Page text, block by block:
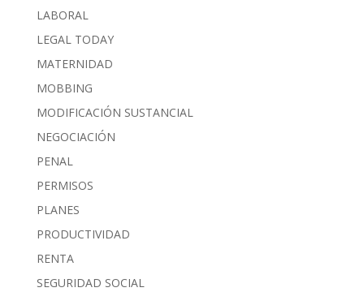
LABORAL
LEGAL TODAY
MATERNIDAD
MOBBING
MODIFICACIÓN SUSTANCIAL
NEGOCIACIÓN
PENAL
PERMISOS
PLANES
PRODUCTIVIDAD
RENTA
SEGURIDAD SOCIAL